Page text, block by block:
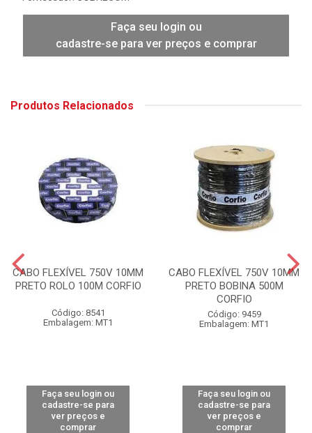
Faça seu login ou
cadastre-se para ver preços e comprar
Produtos Relacionados
CABO FLEXÍVEL 750V 10MM
PRETO ROLO 100M CORFIO
Código: 8541
Embalagem: MT1
Faça seu login ou
cadastre-se para
ver preços e
comprar
CABO FLEXÍVEL 750V 10MM
PRETO BOBINA 500M
CORFIO
Código: 9459
Embalagem: MT1
Faça seu login ou
cadastre-se para
ver preços e
comprar